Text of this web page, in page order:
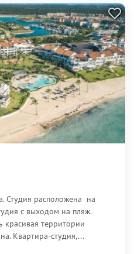
Студия расположена на
с выходом на пляж.
красивая территории
Квартира-студия,...